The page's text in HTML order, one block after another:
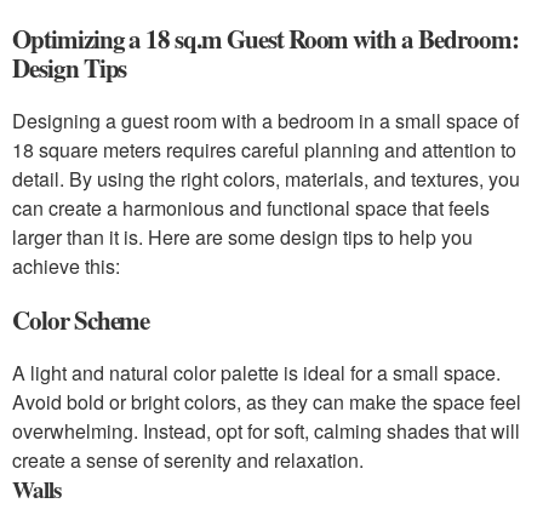
Optimizing a 18 sq.m Guest Room with a Bedroom:
Design Tips
Designing a guest room with a bedroom in a small space of
18 square meters requires careful planning and attention to
detail. By using the right colors, materials, and textures, you
can create a harmonious and functional space that feels
larger than it is. Here are some design tips to help you
achieve this:
Color Scheme
A light and natural color palette is ideal for a small space.
Avoid bold or bright colors, as they can make the space feel
overwhelming. Instead, opt for soft, calming shades that will
create a sense of serenity and relaxation.
Walls